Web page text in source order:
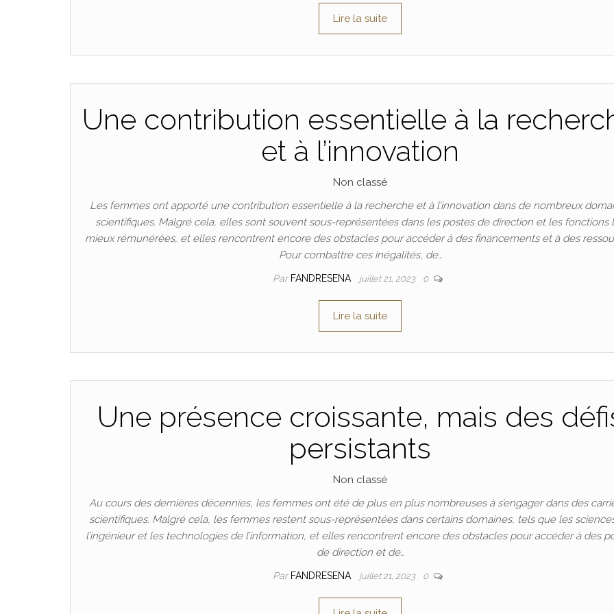
Lire la suite
Une contribution essentielle à la
et à l’innovation
Non classé
Les femmes ont apporté une contribution essentielle à la recherche et à l’innovation dans de nombreux
scientifiques. Malgré cela, elles sont souvent sous-représentées dans les postes de direction et les fonctions
mieux rémunérées, et elles rencontrent encore des obstacles pour accéder à des financements et à des
Pour combattre ces inégalités, de…
Par FANDRESENA juillet 21, 2023 0
Lire la suite
Une présence croissante, mais des
persistants
Non classé
Au cours des dernières décennies, les femmes ont été de plus en plus nombreuses à s’engager dans des
scientifiques. Malgré cela, les femmes restent sous-représentées dans certains domaines, tels que les
l’ingénieur et les technologies de l’information, et elles rencontrent encore des obstacles pour accéder à des
de direction et de…
Par FANDRESENA juillet 21, 2023 0